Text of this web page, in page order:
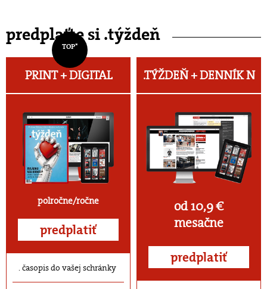
predplaťte si .týždeň
TOP*
PRINT + DIGITAL
polročne/ročne
predplatiť
časopis do vašej schránky
.TÝŽDEŇ +DENNÍK N
od 10,9 €
mesačne
predplatiť